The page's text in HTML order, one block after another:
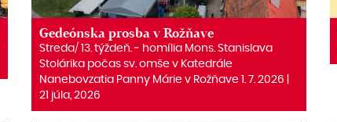
Gedeónska prosba v Rožňave
Streda/ 13. týždeň. ‒ homília Mons. Stanislava
Stolárika počas sv. omše v Katedrále
Nanebovzatia Panny Márie v Rožňave 1. 7. 2026 |
21 júla, 2026